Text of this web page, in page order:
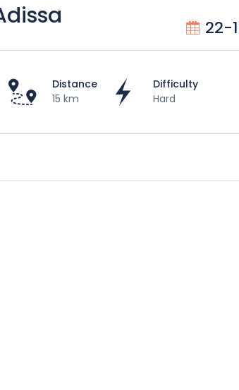
22-
Distance
15 km
Difficulty
Hard